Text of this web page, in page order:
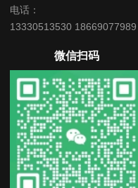
电话：
13330513530 18669077989
微信扫码